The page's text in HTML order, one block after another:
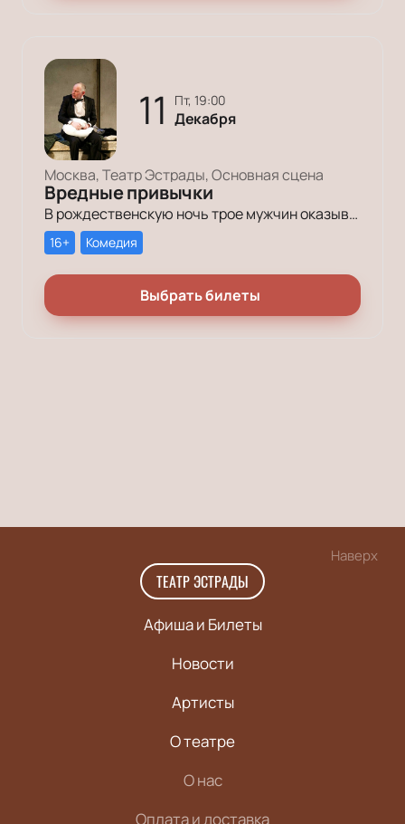
11 пт, 19:00
Декабря
Москва, Театр Эстрады, Основная сцена
Вредные привычки
В рождественскую ночь трое мужчин оказываются в КПЗ за административные правонарушения. Один – за курение в неположенном месте, второй – за алкогольное опьянение, третий – за превышение скорости.
16+ Комедия
Выбрать билеты
Наверх
ТЕАТР ЭСТРАДЫ
Афиша и Билеты
Новости
Артисты
О театре
О нас
Оплата и доставка